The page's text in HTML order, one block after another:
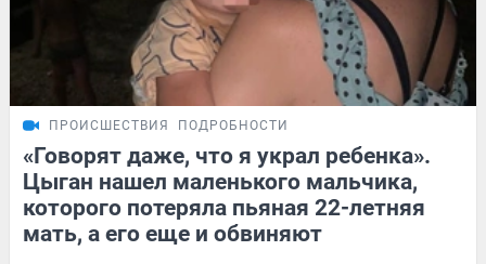
ПРОИСШЕСТВИЯ ПОДРОБНОСТИ
«Говорят даже, что я украл ребенка».
Цыган нашел маленького мальчика,
которого потеряла пьяная 22-летняя
мать, а его еще и обвиняют